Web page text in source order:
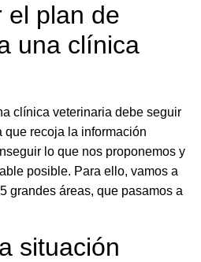
el plan de
una clínica
clínica veterinaria debe seguir
que recoja la información
lo que nos proponemos y
posible. Para ello, vamos a
grandes áreas, que pasamos a
situación